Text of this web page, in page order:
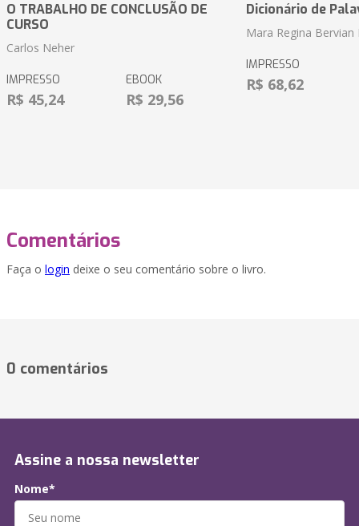
O TRABALHO DE CONCLUSÃO DE
CURSO
Carlos Neher
IMPRESSO
R$ 45,24
EBOOK
R$ 29,56
Dicionário de
Mara Regina Bervian
IMPRESSO
R$ 68,62
Comentários
Faça o login deixe o seu comentário sobre o livro.
0 comentários
Assine a nossa newsletter
Nome*